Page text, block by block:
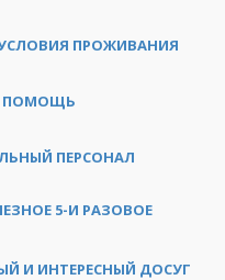
ПРОЖИВАНИЯ
ПОМОЩЬ
ПЕРСОНАЛ
5-И РАЗОВОЕ
И ИНТЕРЕСНЫЙ ДОСУГ